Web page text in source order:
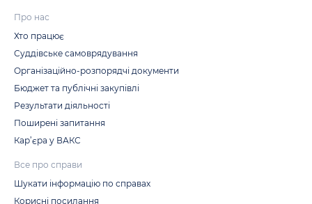
Про нас
Хто працює
Суддівське самоврядування
Організаційно-розпорядчі документи
Бюджет та публічні закупівлі
Результати діяльності
Поширені запитання
Кар’єра у ВАКС
Все про справи
Шукати інформацію по справах
Корисні посилання